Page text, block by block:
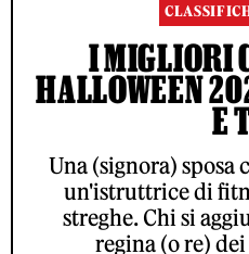
I MIGLIORI
HALLOWEEN
E
Una (signora) sposa
un'istruttrice di
streghe. Chi si
regina (o re)